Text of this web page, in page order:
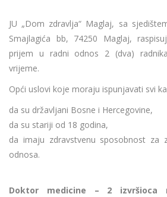
JU „Dom zdravlja“ Maglaj, sa
Smajlagića bb, 74250 Maglaj,
prijem u radni odnos 2 (dva)
vrijeme.
Opći uslovi koje moraju ispunjavati svi
da su državljani Bosne i Hercegovine,
da su stariji od 18 godina,
da imaju zdravstvenu sposobnost za
odnosa.
Doktor medicine – 2 izvršioca